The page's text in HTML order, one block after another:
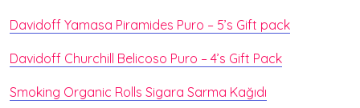
Davidoff Yamasa Piramides Puro – 5’s Gift pack
Davidoff Churchill Belicoso Puro – 4’s Gift Pack
Smoking Organic Rolls Sigara Sarma Kağıdı